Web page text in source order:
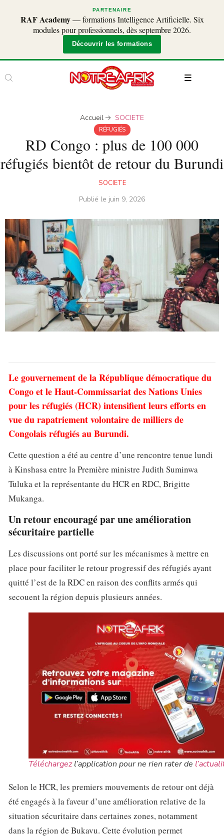
PARTENAIRE
RAF Academy— formations Intelligence Artificielle. Six
modules pour professionnels, dès septembre 2026.
Découvrir les formations
Accueil SOCIETE
RÉFUGIÉS
RD Congo : plus de 100 000
réfugiés bientôt de retour du Burundi
SOCIETE
Publié le juin 9, 2026
Le gouvernement de la République démocratique du
Congo et le Haut-Commissariat des Nations Unies
pour les réfugiés (HCR) intensifient leurs efforts en
vue du rapatriement volontaire de milliers de
Congolais réfugiés au Burundi.
Cette question a été au centre d’une rencontre tenue lundi
à Kinshasa entre la Première ministre Judith Suminwa
Tuluka et la représentante du HCR en RDC, Brigitte
Mukanga.
Un retour encouragé par une amélioration
sécuritaire partielle
Les discussions ont porté sur les mécanismes à mettre en
place pour faciliter le retour progressif des réfugiés ayant
quitté l’est de la RDC en raison des conflits armés qui
secouent la région depuis plusieurs années.
Téléchargezl’application pour ne rien rater de
Selon le HCR, les premiers mouvements de retour ont déjà
été engagés à la faveur d’une amélioration relative de la
situation sécuritaire dans certaines zones, notamment
dans la région de Bukavu. Cette évolution permet